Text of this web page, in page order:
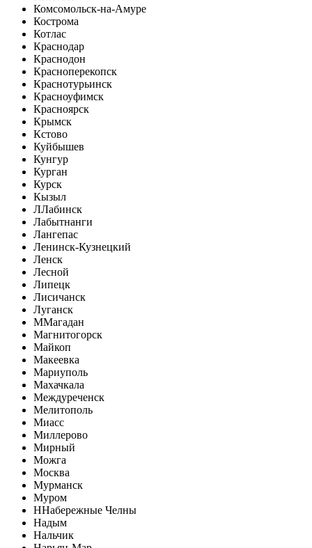
Комсомольск-на-Амуре
Кострома
Котлас
Краснодар
Краснодон
Красноперекопск
Краснотурьинск
Красноуфимск
Красноярск
Крымск
Кстово
Куйбышев
Кунгур
Курган
Курск
Кызыл
ЛЛабинск
Лабытнанги
Лангепас
Ленинск-Кузнецкий
Ленск
Лесной
Липецк
Лисичанск
Луганск
ММагадан
Магнитогорск
Майкоп
Макеевка
Мариуполь
Махачкала
Междуреченск
Мелитополь
Миасс
Миллерово
Мирный
Можга
Москва
Мурманск
Муром
ННабережные Челны
Надым
Нальчик